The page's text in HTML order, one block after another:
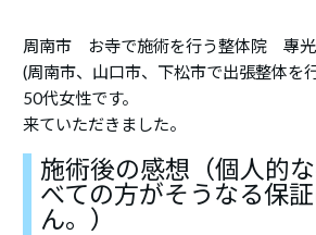
周南市 お寺で施術を行う整体院 專光
(周南市、山口市、下松市で出張整体を
50代女性です。
来ていただきました。
施術後の感想（個人的
べての方がそうなる保
ん。）